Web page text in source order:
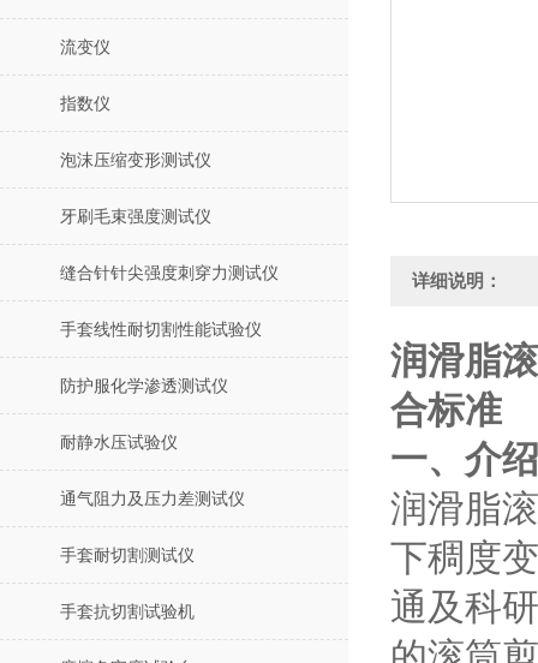
流变仪
指数仪
泡沫压缩变形测试仪
牙刷毛束强度测试仪
缝合针针尖强度刺穿力测试仪
手套线性耐切割性能试验仪
防护服化学渗透测试仪
耐静水压试验仪
通气阻力及压力差测试仪
手套耐切割测试仪
手套抗切割试验机
详细说明：
润滑脂
合标准
‌一、介绍‌
润滑脂
下稠度
通及科